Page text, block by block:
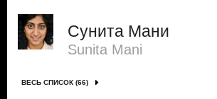
Сунита Мани
Sunita Mani
ВЕСЬ СПИСОК (66)